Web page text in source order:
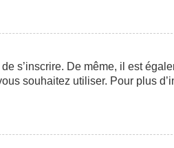
s’inscrire. De même, il est
souhaitez utiliser. Pour plus